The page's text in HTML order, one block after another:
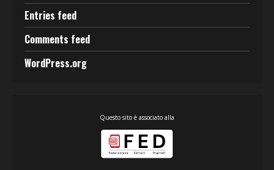
Entries feed
Comments feed
WordPress.org
Questo sito è associato alla